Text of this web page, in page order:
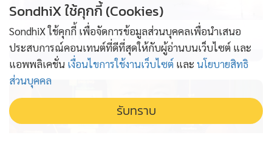
PROPERTY PERFECT -the Lake
SondhiX ใช้คุกกี้ (Cookies)
SondhiX ใช้คุกกี้ เพื่อจัดการข้อมูลส่วนบุคคลเพื่อนำเสนอ
ประสบการณ์คอนเทนต์ที่ดีที่สุดให้กับผู้อ่านบนเว็บไซต์ และ
แอพพลิเคชั่น เงื่อนไขการใช้งานเว็บไซต์ และ นโยบายสิทธิ
ส่วนบุคคล
รับทราบ